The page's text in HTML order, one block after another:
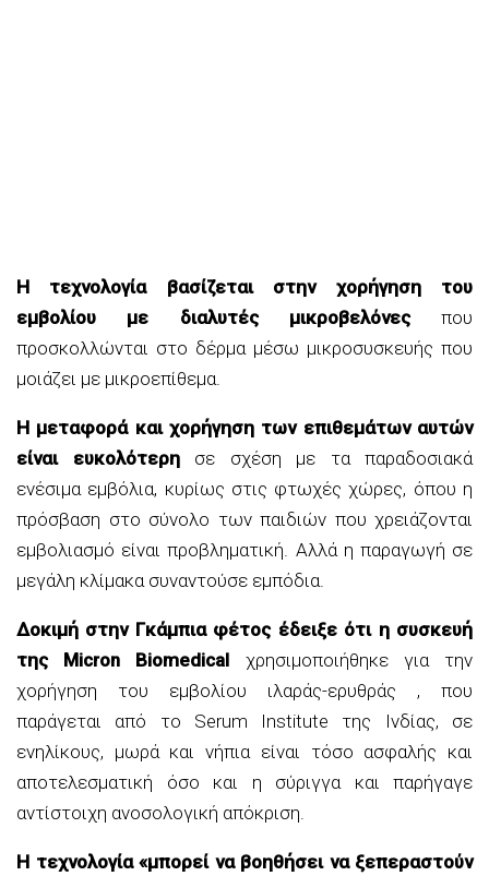
Η τεχνολογία βασίζεται στην χορήγηση του
εμβολίου με διαλυτές μικροβελόνεςπου
προσκολλώνται στο δέρμα μέσω μικροσυσκευής που
μοιάζει με μικροεπίθεμα.
Η μεταφορά και χορήγηση των επιθεμάτων αυτών
είναι ευκολότερη σε σχέση με τα παραδοσιακά
ενέσιμα εμβόλια, κυρίως στις φτωχές χώρες, όπου η
πρόσβαση στο σύνολο των παιδιών που χρειάζονται
εμβολιασμό είναι προβληματική. Αλλά η παραγωγή σε
μεγάλη κλίμακα συναντούσε εμπόδια.
Δοκιμή στην Γκάμπια φέτος έδειξε ότι η συσκευή
της Micron Biomedical χρησιμοποιήθηκε για την
χορήγηση του εμβολίου ιλαράς-ερυθράς , που
παράγεται από το Serum Institute της Ινδίας, σε
ενηλίκους, μωρά και νήπια είναι τόσο ασφαλής και
αποτελεσματική όσο και η σύριγγα και παρήγαγε
αντίστοιχη ανοσολογική απόκριση.
Η τεχνολογία «μπορεί να βοηθήσει να ξεπεραστούν